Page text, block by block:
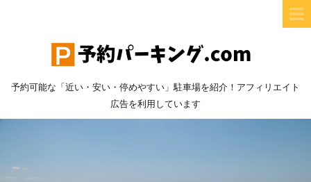
予約可能な「近い・安い・停めやすい」駐車場を紹介！アフィリエイト
広告を利用しています